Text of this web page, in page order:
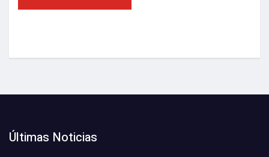
Últimas Noticias